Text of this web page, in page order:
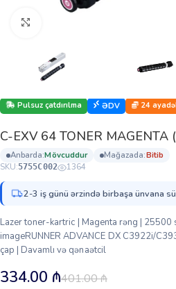
Pulsuz çatdırılma ƏDV 24
C-EXV 64 TONER MAGENTA
anbarda: mövcuddur mağazada:
bi̇ti̇b
SKU:5755C002 1364
2-3 iş günü ərzində birbaşa ünvana
Lazer toner-kartric | Magenta rəng | 25500
imageRUNNER ADVANCE DX C3922i/
çap | Davamlı və qənaətcil
401.00₼
334.00 ₼